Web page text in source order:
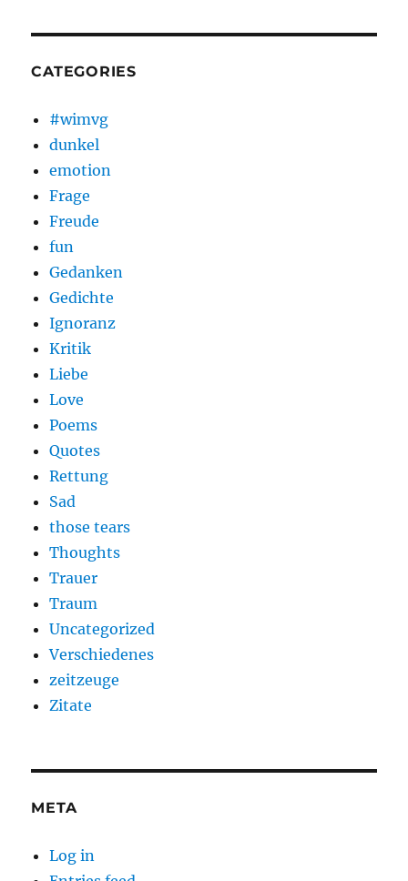
CATEGORIES
#wimvg
dunkel
emotion
Frage
Freude
fun
Gedanken
Gedichte
Ignoranz
Kritik
Liebe
Love
Poems
Quotes
Rettung
Sad
those tears
Thoughts
Trauer
Traum
Uncategorized
Verschiedenes
zeitzeuge
Zitate
META
Log in